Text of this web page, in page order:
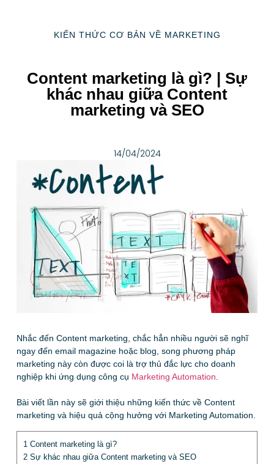
KIẾN THỨC CƠ BẢN VỀ MARKETING
Content marketing là gì? | Sự
khác nhau giữa Content
marketing và SEO
14/04/2024
Nhắc đến Content marketing, chắc hẳn nhiều người sẽ nghĩ
ngay đến email magazine hoặc blog, song phương pháp
marketing này còn được coi là trợ thủ đắc lực cho doanh
nghiệp khi ứng dụng công cụ Marketing Automation.
Bài viết lần này sẽ giới thiệu những kiến thức về Content
marketing và hiệu quả cộng hưởng với Marketing Automation.
1 Content marketing là gì?
2Sự khác nhau giữa Content marketing và SEO